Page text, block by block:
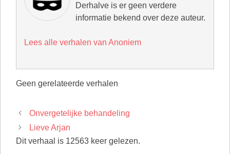
Derhalve is er geen verdere
informatie bekend over deze auteur.
Lees alle verhalen van Anoniem
Geen gerelateerde verhalen
Onvergetelijke behandeling
Lieve Arjan
Dit verhaal is 12563 keer gelezen.